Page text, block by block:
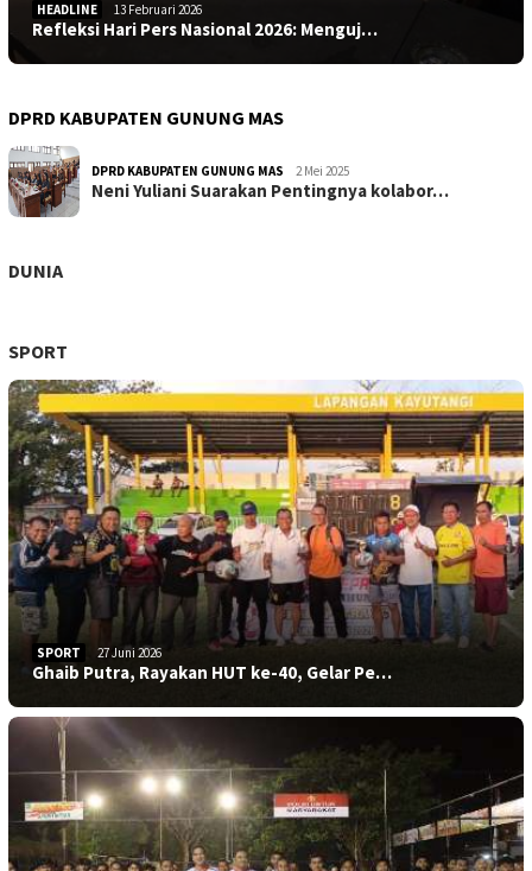
HEADLINE 13 Februari 2026
Refleksi Hari Pers Nasional 2026: Menguj…
DPRD KABUPATEN GUNUNG MAS
DPRD KABUPATEN GUNUNG MAS 2 Mei 2025
Neni Yuliani Suarakan Pentingnya kolabor…
DUNIA
SPORT
SPORT 27 Juni 2026
Ghaib Putra, Rayakan HUT ke-40, Gelar Pe…